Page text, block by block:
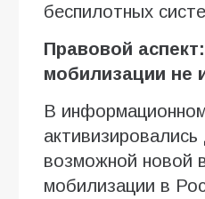
беспилотных
Правовой
мобилизации не
В
активизировались
возможной новой
мобилизации в